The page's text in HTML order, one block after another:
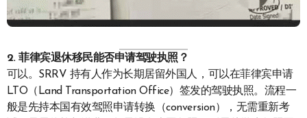
2. 菲律宾退休移民能否申请驾驶执照？
可以。SRRV 持有人作为长期居留外国人，可以在菲律宾申请
LTO（Land Transportation Office）签发的驾驶执照。流程一
般是先持本国有效驾照申请转换（conversion），无需重新考